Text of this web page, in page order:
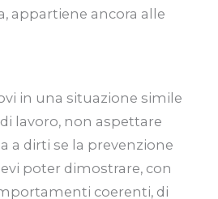
appartiene ancora alle
in una situazione simile
lavoro, non aspettare
a dirti se la prevenzione
poter dimostrare, con
coerenti, di